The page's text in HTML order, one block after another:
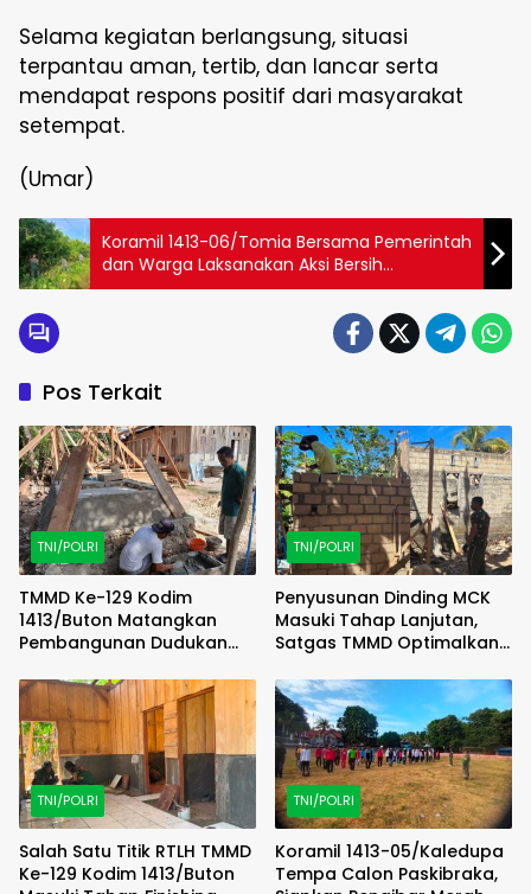
Selama kegiatan berlangsung, situasi
terpantau aman, tertib, dan lancar serta
mendapat respons positif dari masyarakat
setempat.
(Umar)
Koramil 1413-06/Tomia Bersama Pemerintah
dan Warga Laksanakan Aksi Bersih
Lingkungan
Pos Terkait
TNI/POLRI
TMMD Ke-129 Kodim
1413/Buton Matangkan
Pembangunan Dudukan
Kualitas Air Bersih
TNI/POLRI
Penyusunan Dinding MCK
Masuki Tahap Lanjutan,
Satgas TMMD Optimalkan
TNI/POLRI
Salah Satu Titik RTLH TMMD
Ke-129 Kodim 1413/Buton
TNI/POLRI
Koramil 1413-05/Kaledupa
Tempa Calon Paskibraka,